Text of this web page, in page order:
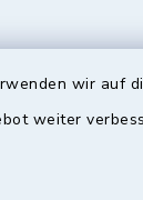
wir auf
weiter